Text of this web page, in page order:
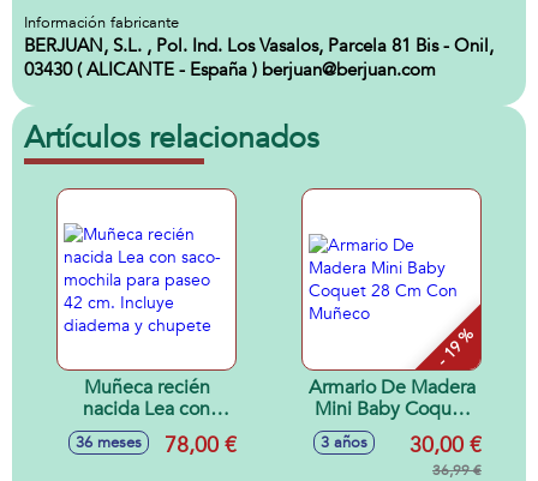
Información fabricante
BERJUAN, S.L. , Pol. Ind. Los Vasalos, Parcela 81 Bis - Onil,
03430 ( ALICANTE - España ) berjuan@berjuan.com
Artículos relacionados
Muñeca recién
nacida Lea con
saco-mochila para
paseo 42 cm.
36 meses 78,00 €
- 19 %
Armario De Madera
Mini Baby Coquet
28 Cm Con
Muñeco
3 años 30,00 €
36,99 €